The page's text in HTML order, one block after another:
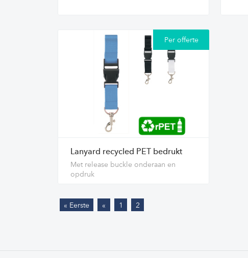
Per offerte
Lanyard recycled PET bedrukt
Met release buckle onderaan en
opdruk
« Eerste « 1 2